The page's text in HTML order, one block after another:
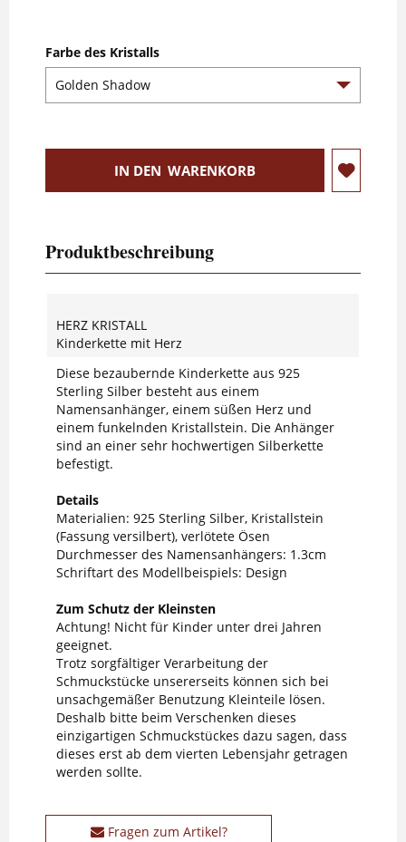
Farbe des Kristalls
IN DEN WARENKORB
Produktbeschreibung
HERZ KRISTALL
Kinderkette mit Herz
Diese bezaubernde Kinderkette aus 925
Sterling Silber besteht aus einem
Namensanhänger, einem süßen Herz und
einem funkelnden Kristallstein. Die Anhänger
sind an einer sehr hochwertigen Silberkette
befestigt.
Details
Materialien: 925 Sterling Silber, Kristallstein
(Fassung versilbert), verlötete Ösen
Durchmesser des Namensanhängers: 1.3cm
Schriftart des Modellbeispiels: Design
Zum Schutz der Kleinsten
Achtung! Nicht für Kinder unter drei Jahren
geeignet.
Trotz sorgfältiger Verarbeitung der
Schmuckstücke unsererseits können sich bei
unsachgemäßer Benutzung Kleinteile lösen.
Deshalb bitte beim Verschenken dieses
einzigartigen Schmuckstückes dazu sagen, dass
dieses erst ab dem vierten Lebensjahr getragen
werden sollte.
Fragen zum Artikel?